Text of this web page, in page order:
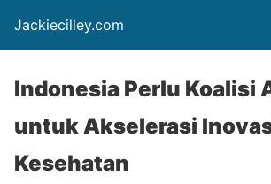
Jackiecilley.com
Indonesia Perlu Koalisi
untuk Akselerasi
Kesehatan